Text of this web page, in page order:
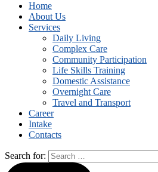
Home
About Us
Services
Daily Living
Complex Care
Community Participation
Life Skills Training
Domestic Assistance
Overnight Care
Travel and Transport
Career
Intake
Contacts
Search for: